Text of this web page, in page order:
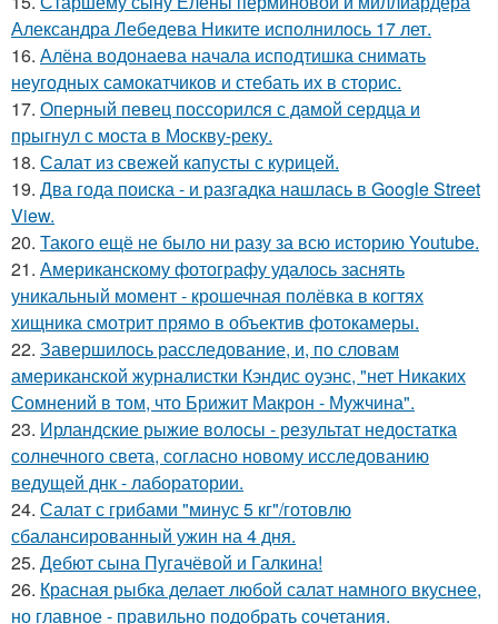
Александра Лебедева Никите исполнилось 17 лет.
16. Алёна водонаева начала исподтишка снимать
неугодных самокатчиков и стебать их в сторис.
17. Оперный певец поссорился с дамой сердца и
прыгнул с моста в Москву-реку.
18. Салат из свежей капусты с курицей.
19. Два года поиска - и разгадка нашлась в Google Street
View.
20. Такого ещё не было ни разу за всю историю Youtube.
21. Американскому фотографу удалось заснять
уникальный момент - крошечная полёвка в когтях
хищника смотрит прямо в объектив фотокамеры.
22. Завершилось расследование, и, по словам
американской журналистки Кэндис оуэнс, "нет Никаких
Сомнений в том, что Брижит Макрон - Мужчина".
23. Ирландские рыжие волосы - результат недостатка
солнечного света, согласно новому исследованию
ведущей днк - лаборатории.
24. Салат с грибами "минус 5 кг"/готовлю
сбалансированный ужин на 4 дня.
25. Дебют сына Пугачёвой и Галкина!
26. Красная рыбка делает любой салат намного вкуснее,
но главное - правильно подобрать сочетания.